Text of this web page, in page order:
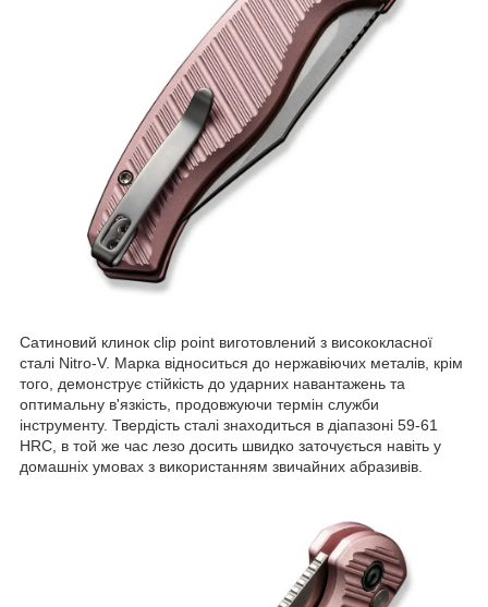
Сатиновий клинок clip point виготовлений з висококласної
сталі Nitro-V. Марка відноситься до нержавіючих металів, крім
того, демонструє стійкість до ударних навантажень та
оптимальну в'язкість, продовжуючи термін служби
інструменту. Твердість сталі знаходиться в діапазоні 59-61
HRC, в той же час лезо досить швидко заточується навіть у
домашніх умовах з використанням звичайних абразивів.